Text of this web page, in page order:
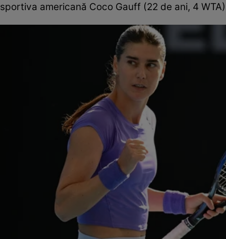
sportiva americană Coco Gauff (22 de ani, 4